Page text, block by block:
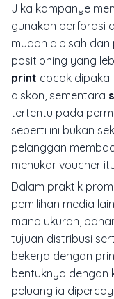
Jika kampanye
gunakan perforasi
mudah dipisah dan
positioning yang
print cocok
diskon, sementara
tertentu pada
seperti ini bukan
pelanggan
menukar voucher
Dalam praktik
pemilihan media
mana ukuran,
tujuan distribusi
bekerja dengan
bentuknya dengan
peluang ia